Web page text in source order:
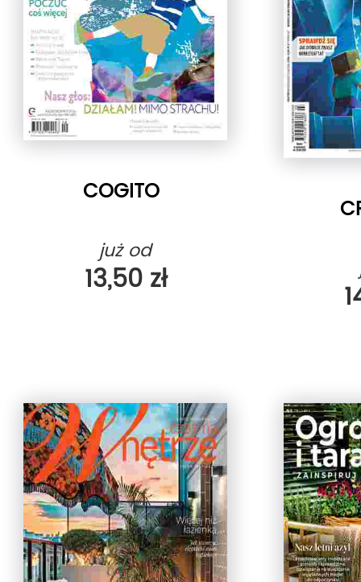
COGITO
już od
13,50 zł